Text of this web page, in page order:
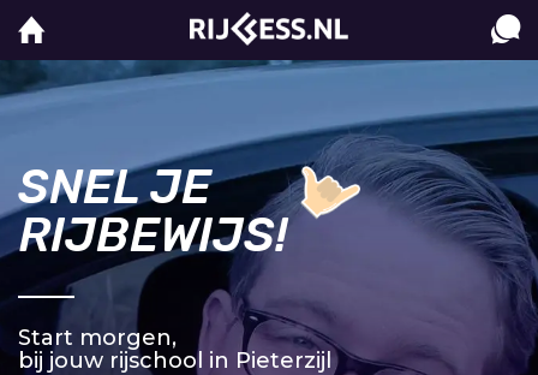
SNEL JE
RIJBEWIJS!
Start morgen,
bij jouw rijschool in Pieterzijl